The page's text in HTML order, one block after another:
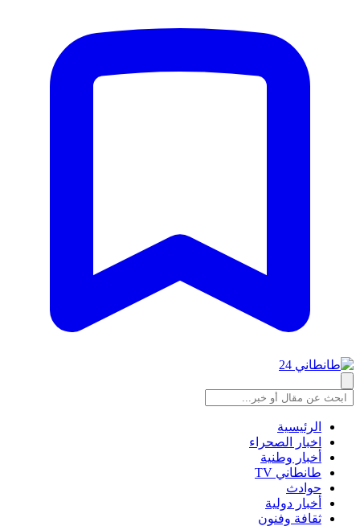
الرئيسية
اخبار الصحراء
أخبار وطنية
طانطاني TV
حوادث
أخبار دولية
ثقافة وفنون